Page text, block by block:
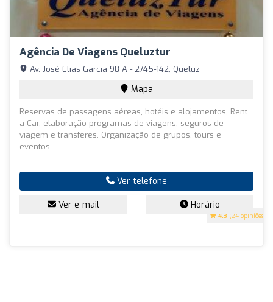
Agência De Viagens Queluztur
4.3 (24 opiniões)
Av. José Elias Garcia 98 A - 2745-142, Queluz
Mapa
Reservas de passagens aéreas, hotéis e alojamentos, Rent
a Car, elaboração programas de viagens, seguros de
viagem e transferes. Organização de grupos, tours e
eventos.
Ver telefone
Ver e-mail Horário